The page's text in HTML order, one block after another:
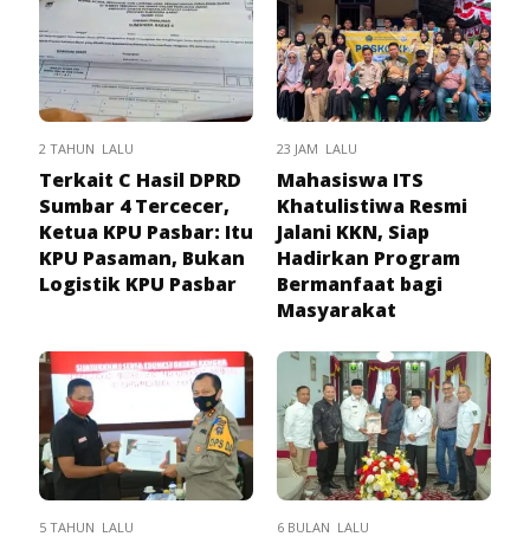
2 TAHUN LALU
Terkait C Hasil DPRD
Sumbar 4 Tercecer,
Ketua KPU Pasbar: Itu
KPU Pasaman, Bukan
Logistik KPU Pasbar
23 JAM LALU
Mahasiswa ITS
Khatulistiwa Resmi
Jalani KKN, Siap
Hadirkan Program
Bermanfaat bagi
Masyarakat
5 TAHUN LALU 6 BULAN LALU